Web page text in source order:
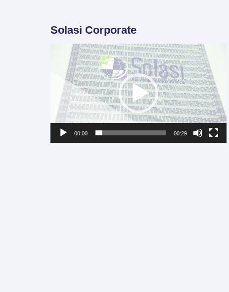
Solasi Corporate
Video
Player
00:00 00:29